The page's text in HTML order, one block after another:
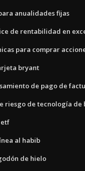
anualidades fijas
de rentabilidad en
para comprar
bryant
de pago de
riesgo de tecnología
al habib
de hielo